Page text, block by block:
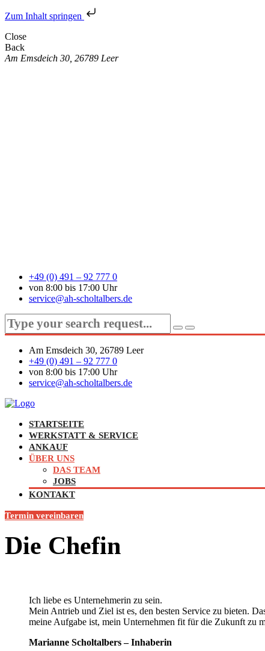
Zum Inhalt springen
Close
Back
Am Emsdeich 30, 26789 Leer
+49 (0) 491 – 92 777 0
von 8:00 bis 17:00 Uhr
service@ah-scholtalbers.de
Am Emsdeich 30, 26789 Leer
+49 (0) 491 – 92 777 0
von 8:00 bis 17:00 Uhr
service@ah-scholtalbers.de
STARTSEITE
WERKSTATT & SERVICE
ANKAUF
ÜBER UNS
DAS TEAM
JOBS
KONTAKT
Termin vereinbaren
Die Chefin
Ich liebe es Unternehmerin zu sein.
Mein Antrieb und Ziel ist es, den besten Service zu bieten.
meine Aufgabe ist, mein Unternehmen fit für die Zukunft zu
Marianne Scholtalbers – Inhaberin